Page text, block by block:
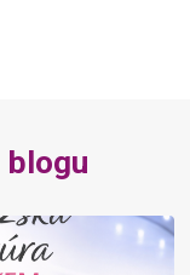
blogu